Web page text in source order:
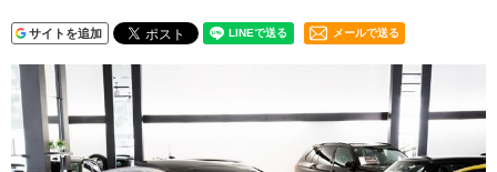
サイトを追加 メールで送る